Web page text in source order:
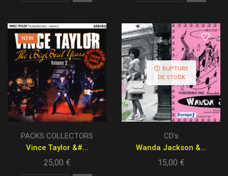
NEW
PACKS COLLECTORS
Vince Taylor &#...
25,00 €
RUPTURE
DE STOCK
CD's
Wanda Jackson &...
15,00 €